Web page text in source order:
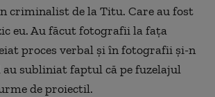
criminalist de la Titu. Care au fost
eu. Au făcut fotografii la fața
proces verbal și în fotografii și-n
subliniat faptul că pe fuzelajul
de proiectil.